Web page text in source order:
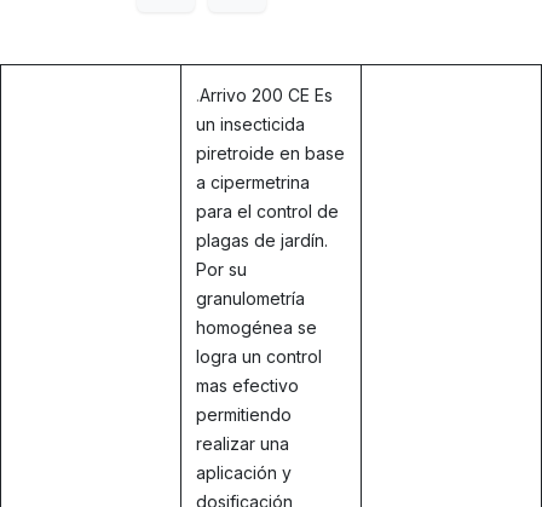
.Arrivo 200 CE Es
un insecticida
piretroide en base
a cipermetrina
para el control de
plagas de jardín.
Por su
granulometría
homogénea se
logra un control
mas efectivo
permitiendo
realizar una
aplicación y
dosificación